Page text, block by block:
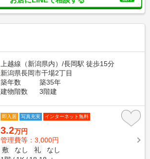
上越線（新潟県内）/長岡駅 徒歩15分
新潟県長岡市干場2丁目
築年数
築35年
建物階数
3階建
即入居 写真充実 インターネット無料
3.2万円
管理費等：3,000円
敷
なし 礼
なし